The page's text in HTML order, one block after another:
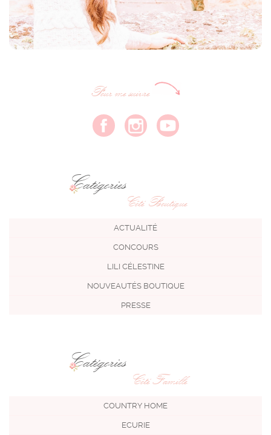
Pour me suivre
Catégories
Côté Boutique
ACTUALITÉ
CONCOURS
LILI CÉLESTINE
NOUVEAUTÉS BOUTIQUE
PRESSE
Catégories
Côté Famille
COUNTRY HOME
ECURIE